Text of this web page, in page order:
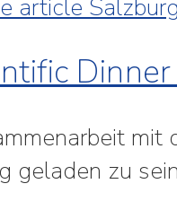
geladen zu